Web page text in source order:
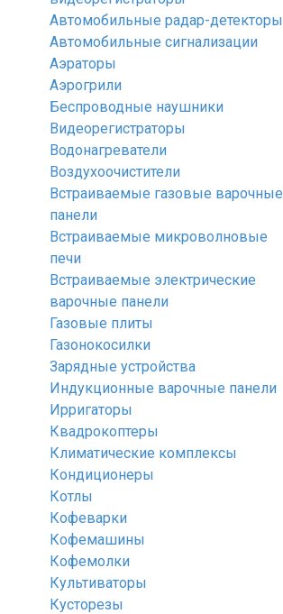
Автомобильные радар-детекторы
Автомобильные сигнализации
Аэраторы
Аэрогрили
Беспроводные наушники
Видеорегистраторы
Водонагреватели
Воздухоочистители
Встраиваемые газовые варочные
панели
Встраиваемые микроволновые
печи
Встраиваемые электрические
варочные панели
Газовые плиты
Газонокосилки
Зарядные устройства
Индукционные варочные панели
Ирригаторы
Квадрокоптеры
Климатические комплексы
Кондиционеры
Котлы
Кофеварки
Кофемашины
Кофемолки
Культиваторы
Кусторезы